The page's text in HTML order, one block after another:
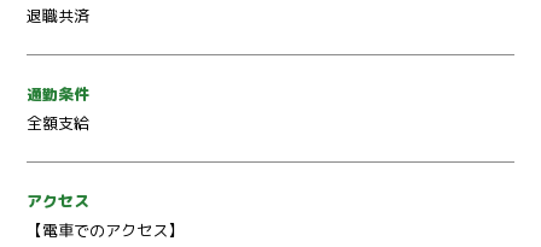
退職共済
通勤条件
全額支給
アクセス
【電車でのアクセス】